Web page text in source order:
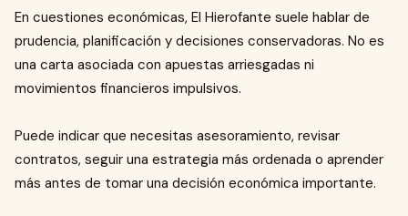
En cuestiones económicas, El Hierofante suele hablar de
prudencia, planificación y decisiones conservadoras. No es
una carta asociada con apuestas arriesgadas ni
movimientos financieros impulsivos.
Puede indicar que necesitas asesoramiento, revisar
contratos, seguir una estrategia más ordenada o aprender
más antes de tomar una decisión económica importante.